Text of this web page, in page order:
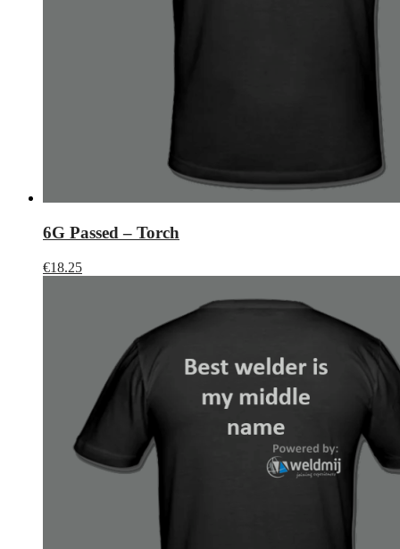
6G Passed – Torch
€18.25